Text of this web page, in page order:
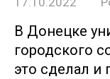
В Донецке
городского
это сделал